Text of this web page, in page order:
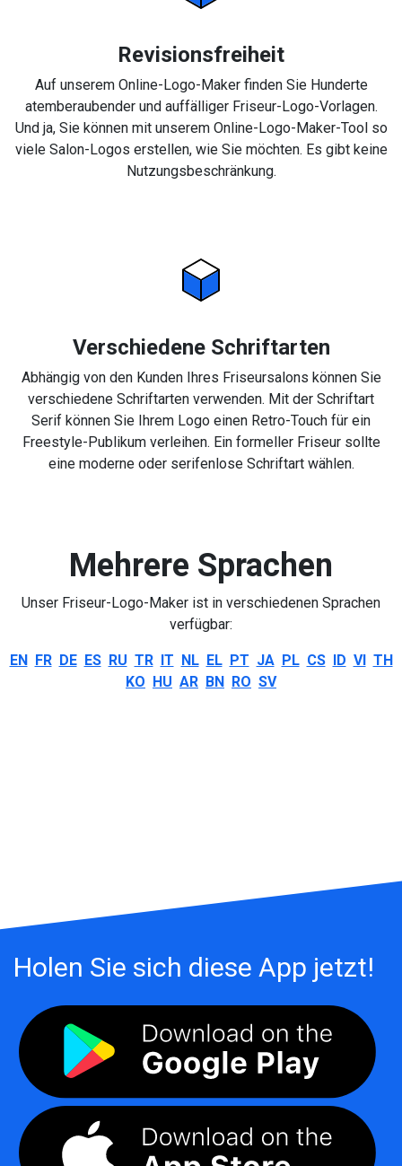
Revisionsfreiheit
Auf unserem Online-Logo-Maker finden Sie Hunderte
atemberaubender und auffälliger Friseur-Logo-Vorlagen.
Und ja, Sie können mit unserem Online-Logo-Maker-Tool so
viele Salon-Logos erstellen, wie Sie möchten. Es gibt keine
Nutzungsbeschränkung.
Verschiedene Schriftarten
Abhängig von den Kunden Ihres Friseursalons können Sie
verschiedene Schriftarten verwenden. Mit der Schriftart
Serif können Sie Ihrem Logo einen Retro-Touch für ein
Freestyle-Publikum verleihen. Ein formeller Friseur sollte
eine moderne oder serifenlose Schriftart wählen.
Mehrere Sprachen
Unser Friseur-Logo-Maker ist in verschiedenen Sprachen
verfügbar:
EN FR DE ES RU TR IT NL EL PT JA PL CS ID VI TH
KO HU AR BN RO SV
Holen Sie sich diese App jetzt!